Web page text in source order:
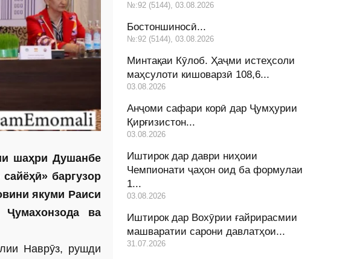
шаҳри Душанбе
баргузор
якуми Раиси
ва
Наврӯз, рушди
№:92 (5144), 03.08.2026
Бостоншиносӣ...
№:92 (5144), 03.08.2026
Минтақаи Кӯлоб. Ҳаҷми истеҳсоли
маҳсулоти кишоварзӣ 108,6...
03.08.2026
Анҷоми сафари корӣ дар Ҷумҳурии
Қирғизистон...
03.08.2026
Иштирок дар даври ниҳоии
Чемпионати ҷаҳон оид ба формулаи
1...
03.08.2026
Иштирок дар Вохӯрии ғайрирасмии
машваратии сарони давлатҳои...
31.07.2026